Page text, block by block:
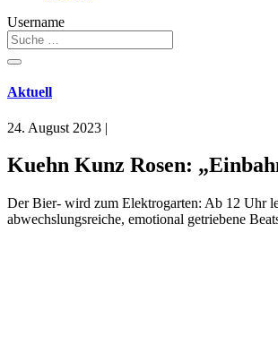
Username
Aktuell
24. August 2023 |
Kuehn Kunz Rosen:
Der Bier- wird zum Elektrogarten: Ab 12 Uhr
abwechslungsreiche, emotional getriebene